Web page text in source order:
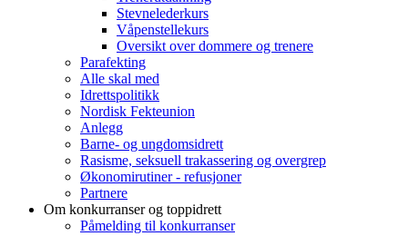
Stevnelederkurs
Våpenstellekurs
Oversikt over dommere og trenere
Parafekting
Alle skal med
Idrettspolitikk
Nordisk Fekteunion
Anlegg
Barne- og ungdomsidrett
Rasisme, seksuell trakassering og overgrep
Økonomirutiner - refusjoner
Partnere
Om konkurranser og toppidrett
Påmelding til konkurranser